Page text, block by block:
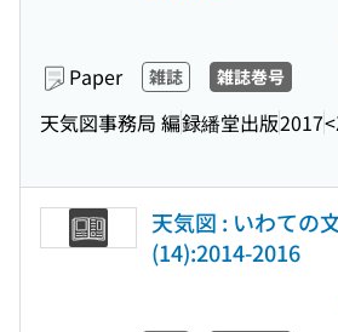
Paper 雑誌 雑誌巻号
天気図事務局 編録繙堂出版2017
天気図 : いわての
(14):2014-2016